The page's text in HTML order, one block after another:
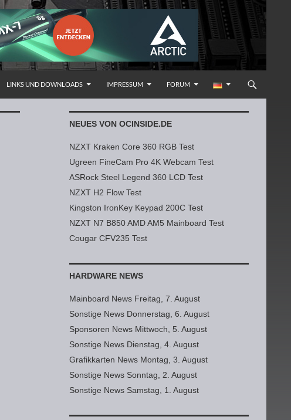
LINKS UND DOWNLOADS IMPRESSUM FORUM
NEUES VON OCINSIDE.DE
NZXT Kraken Core 360 RGB Test
Ugreen FineCam Pro 4K Webcam Test
ASRock Steel Legend 360 LCD Test
NZXT H2 Flow Test
Kingston IronKey Keypad 200C Test
NZXT N7 B850 AMD AM5 Mainboard Test
Cougar CFV235 Test
HARDWARE NEWS
Mainboard News Freitag, 7. August
Sonstige News Donnerstag, 6. August
Sponsoren News Mittwoch, 5. August
Sonstige News Dienstag, 4. August
Grafikkarten News Montag, 3. August
Sonstige News Sonntag, 2. August
Sonstige News Samstag, 1. August